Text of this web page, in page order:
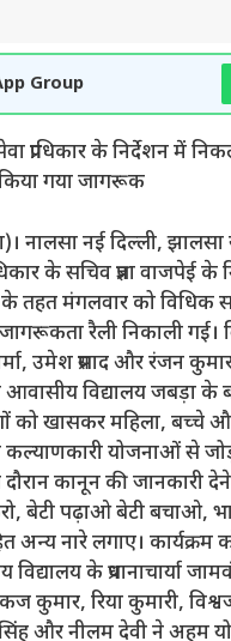
Group
प्राधिकार के निर्देशन में
गया जागरूक
नालसा नई दिल्ली,
के सचिव प्रज्ञा वाजपेई
तहत मंगलवार को विधिक
रैली निकाली गई।
उमेश प्रसाद और रंजन
विद्यालय जबड़ा के
को खासकर महिला, बच्चे
योजनाओं से
कानून की जानकारी देने
बेटी पढ़ाओ बेटी बचाओ,
अन्य नारे लगाए।
के प्रधानाचार्या
कुमार, रिया कुमारी,
और नीलम देवी ने अहम